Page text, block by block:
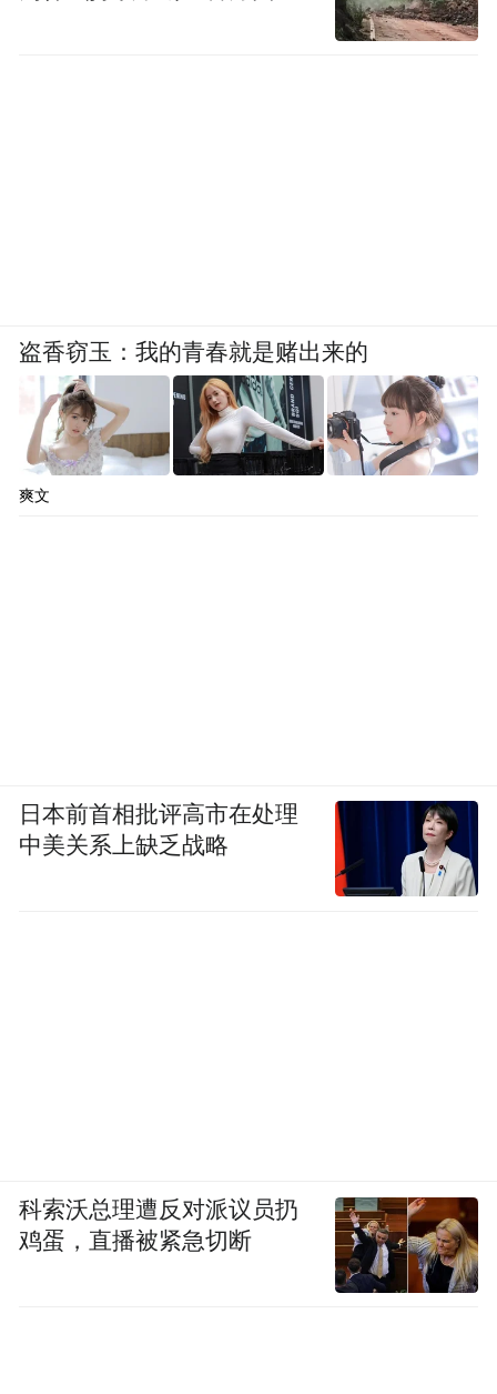
盗香窃玉：我的青春就是赌出来的
爽文
日本前首相批评高市在处理
中美关系上缺乏战略
科索沃总理遭反对派议员扔
鸡蛋，直播被紧急切断